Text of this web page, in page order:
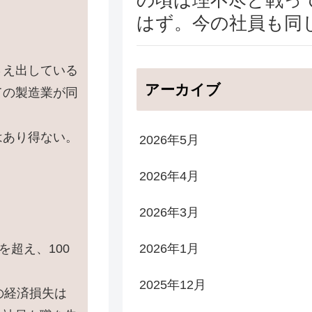
出している
製造業が同
り得ない。
超え、100
済損失は
はず。今の社員も同
アーカイブ
2026年5月
2026年4月
2026年3月
2026年1月
2025年12月